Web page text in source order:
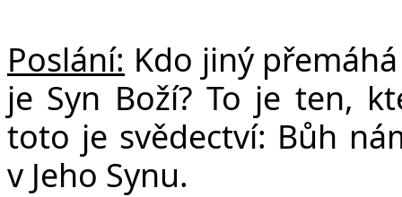
Poslání: Kdo jiný
je Syn Boží? To je ten,
toto je svědectví: Bůh
v Jeho Synu.